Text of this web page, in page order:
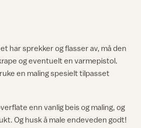
har sprekker og flasser av, må den
og eventuelt en varmepistol.
en maling spesielt tilpasset
enn vanlig beis og maling, og
Og husk å male endeveden godt!